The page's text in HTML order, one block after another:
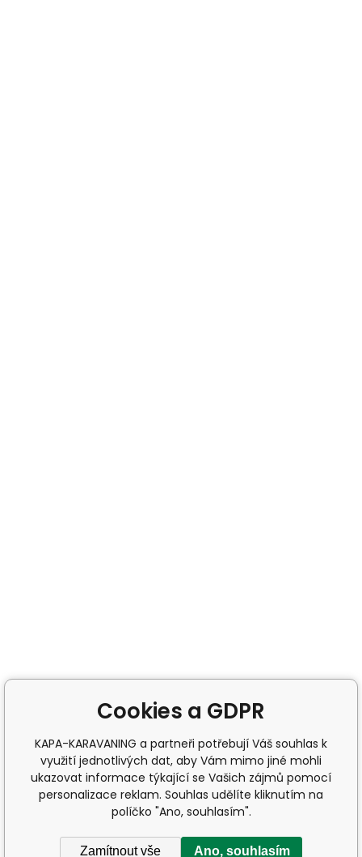
Cookies a GDPR
KAPA-KARAVANING a partneři potřebují Váš souhlas k
využití jednotlivých dat, aby Vám mimo jiné mohli
ukazovat informace týkající se Vašich zájmů pomocí
personalizace reklam. Souhlas udělíte kliknutím na
políčko "Ano, souhlasím".
Zamítnout vše Ano, souhlasím